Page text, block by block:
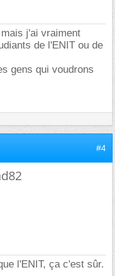
j'ai vraiment
de l'ENIT ou de
gens qui voudrons
#4
l'ENIT, ça c'est sûr.